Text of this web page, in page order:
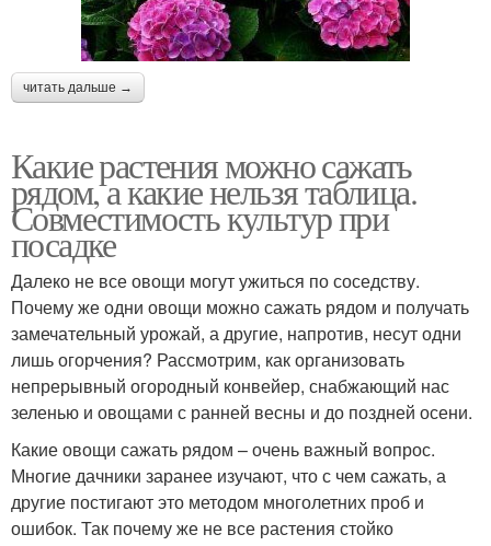
читать дальше →
Какие растения можно сажать
рядом, а какие нельзя таблица.
Совместимость культур при
посадке
Далеко не все овощи могут ужиться по соседству.
Почему же одни овощи можно сажать рядом и получать
замечательный урожай, а другие, напротив, несут одни
лишь огорчения? Рассмотрим, как организовать
непрерывный огородный конвейер, снабжающий нас
зеленью и овощами с ранней весны и до поздней осени.
Какие овощи сажать рядом – очень важный вопрос.
Многие дачники заранее изучают, что с чем сажать, а
другие постигают это методом многолетних проб и
ошибок. Так почему же не все растения стойко